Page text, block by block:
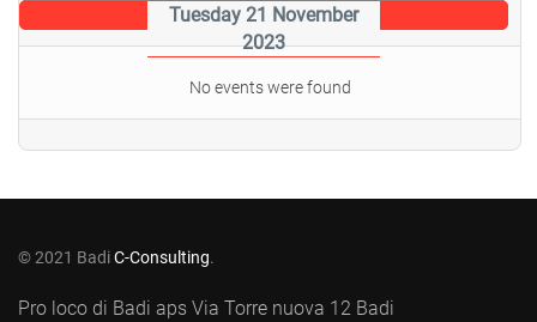
Tuesday 21 November
2023
No events were found
© 2021 BadiC-Consulting.
Pro loco di Badi aps Via Torre nuova 12 Badi